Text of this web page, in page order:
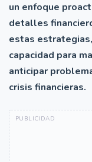
un enfoque
detalles
estas
capacidad para
anticipar
crisis financieras.